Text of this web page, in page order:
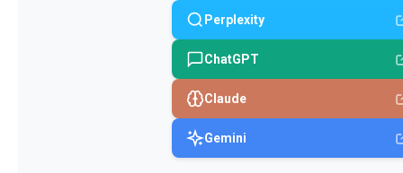
Perplexity
ChatGPT
Claude
Gemini